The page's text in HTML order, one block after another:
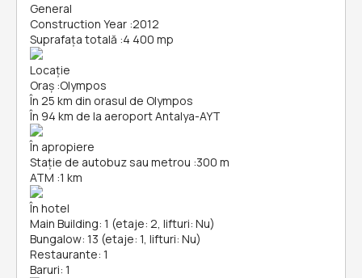
General
Construction Year :2012
Suprafața totală :4 400 mp
Locație
Oraș :Olympos
În 25 km din orasul de Olympos
În 94 km de la aeroport Antalya-AYT
În apropiere
Stație de autobuz sau metrou :300 m
ATM :1 km
În hotel
Main Building: 1 (etaje: 2, lifturi: Nu)
Bungalow: 13 (etaje: 1, lifturi: Nu)
Restaurante: 1
Baruri: 1